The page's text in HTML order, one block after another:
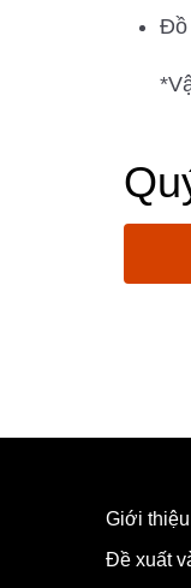
Đồ
Giới
Đề xuất